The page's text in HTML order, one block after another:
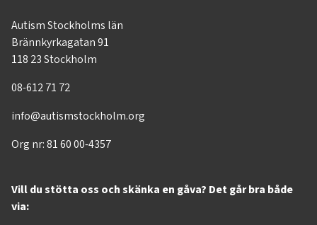
Autism Stockholms län
Brännkyrkagatan 91
118 23 Stockholm
08-612 71 72
info@autismstockholm.org
Org nr: 81 60 00-4357
Vill du stötta oss och skänka en gåva? Det går bra både
via: